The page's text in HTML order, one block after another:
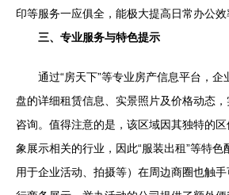
印等服务一应俱全，能极大提高日常办公效
三、专业服务与特色提示
通过“房天下”等专业房产信息平台，
盘的详细租赁信息、实景照片及价格动态
咨询。值得注意的是，该区域因其独特的
象展示相关的行业，因此“服装出租”等特
用于企业活动、拍摄等）在周边商圈也触